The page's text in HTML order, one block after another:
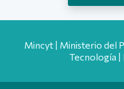
Mincyt | Ministerio del
Tecnología |